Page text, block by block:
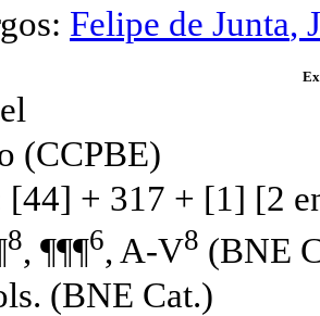
Felipe de Junta,
(CCPBE)
[44] + 317 + [1] [2
8, ¶¶¶6, A-V8 (BNE
(BNE Cat.)